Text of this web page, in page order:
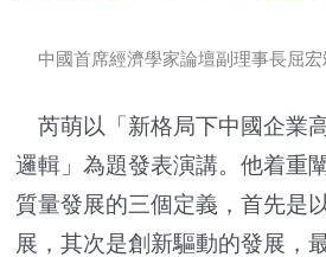
中國首席經濟學家論壇副理事長屈宏
芮萌以「新格局下中國企業
邏輯」為題發表演講。他着重
質量發展的三個定義，首先是
展，其次是創新驅動的發展，